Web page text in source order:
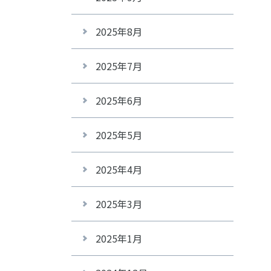
2025年8月
2025年7月
2025年6月
2025年5月
2025年4月
2025年3月
2025年1月